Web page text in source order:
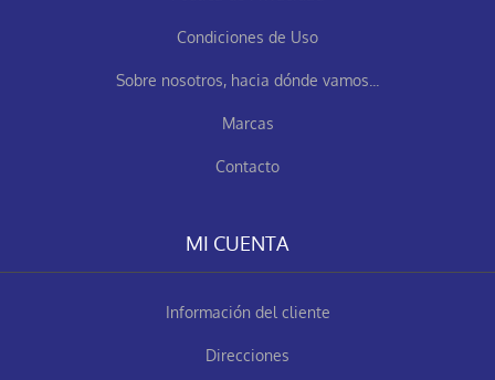
Condiciones de Uso
Sobre nosotros, hacia dónde vamos...
Marcas
Contacto
MI CUENTA
Información del cliente
Direcciones